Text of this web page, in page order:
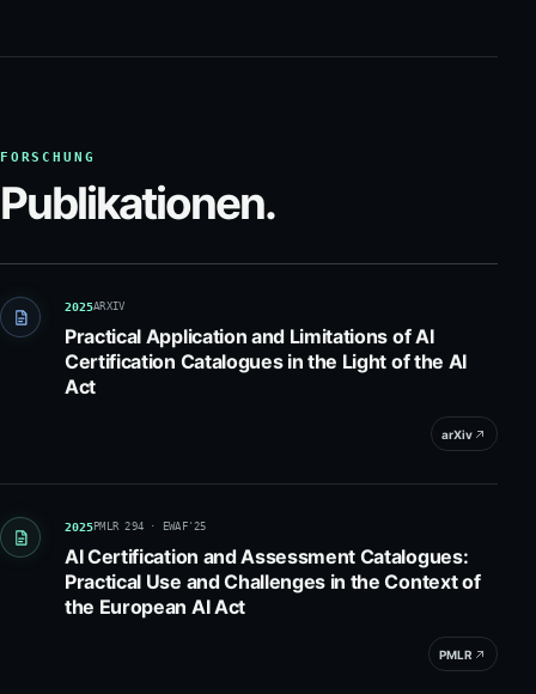
FORSCHUNG
Publikationen.
2025ARXIV
Practical Application and Limitations of AI
Certification Catalogues in the Light of the AI
Act
arXiv
2025PMLR 294 · EWAF'25
AI Certification and Assessment Catalogues:
Practical Use and Challenges in the Context of
the European AI Act
PMLR